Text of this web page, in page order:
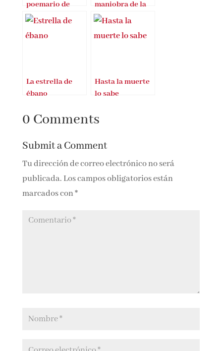
Supernova, un
poemario de
Se estrena La
maniobra de la
La estrella de
Hasta la muerte
Submit a Comment
Tu dirección de correo electrónico no será
publicada.Los campos obligatorios están